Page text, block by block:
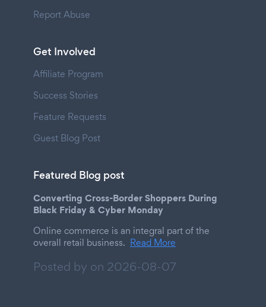
Report Abuse
Get Involved
Affiliate Program
Success Stories
Feature Requests
Guest Blog Post
Featured Blog post
Converting Cross-Border Shoppers During
Black Friday & Cyber Monday
Online commerce is an integral part of the
overall retail business. Read More
Posted by on 2026-08-07